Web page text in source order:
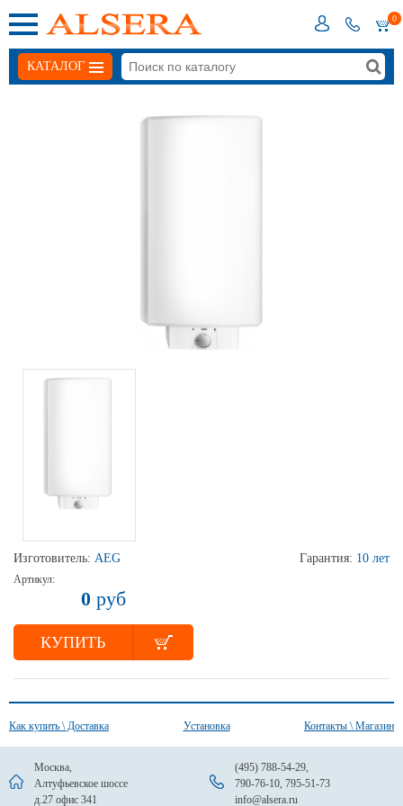
0
КАТАЛОГ
Изготовитель: AEG Гарантия: 10 лет
Артикул:
0 руб
КУПИТЬ
Как купить \ Доставка Установка Контакты \ Магазин
Москва,
Алтуфьевское шоссе
д.27 офис 341
(495) 788-54-29,
790-76-10, 795-51-73
info@alsera.ru